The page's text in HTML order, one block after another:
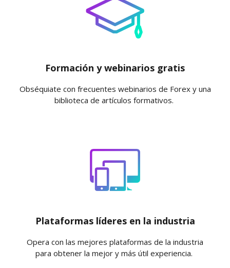
Formación y webinarios gratis
Obséquiate con frecuentes webinarios de Forex y una
biblioteca de artículos formativos.
Plataformas líderes en la industria
Opera con las mejores plataformas de la industria
para obtener la mejor y más útil experiencia.